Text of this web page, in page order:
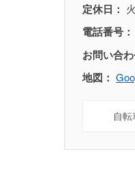
定休日：
電話番号：
お問い合わ
地図：
自